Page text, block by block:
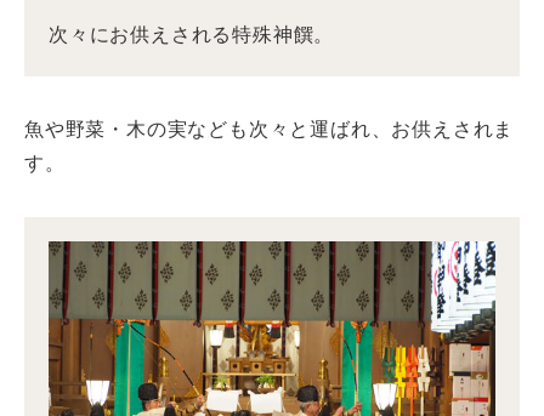
次々にお供えされる特殊神饌。
魚や野菜・木の実なども次々と運ばれ、お供えされま
す。